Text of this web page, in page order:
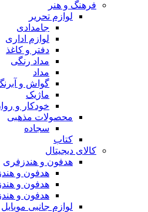
فرهنگ و هنر
لوازم تحریر
جامدادی
لوازم اداری
دفتر و کاغذ
مداد رنگی
مداد
گواش و
ماژیک
خودکار و
محصولات مذهبی
سجاده
کتاب
کالای دیجیتال
هدفون و هندزفری
هدفون و
هدفون و
هدفون و
لوازم جانبی موبایل